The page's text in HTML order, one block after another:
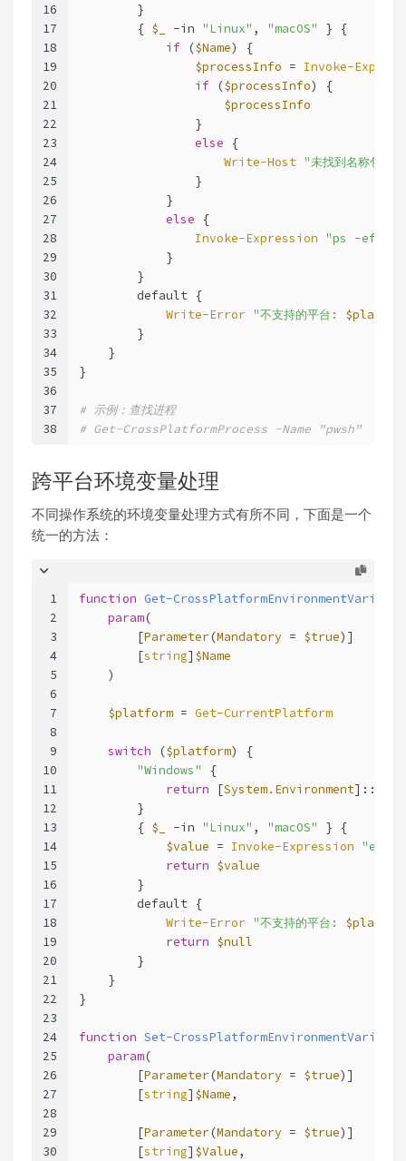
16
17
18
19
20
21
22
23
24
25
26
27
28
29
30
31
32
33
34
35
36
37
38
        }
        {
$_ -in "Linux" , "macOS" } {
if ($Name) {
$processInfo = Invoke-
if ($processInfo) {
$processInfo
                }
else {
Write-Host "未找到名称包含
                }
            }
else {
Invoke-Expression "ps -ef"
            }
        }
        default {
Write-Error "不支持的平台:
        }
    }
}
# 示例：查找进程
# Get-CrossPlatformProcess -Name "pwsh"
跨平台环境变量处理
不同操作系统的环境变量处理方式有所不同，下面是一个
统一的方法：
1
2
3
4
5
6
7
8
9
10
11
12
13
14
15
16
17
18
19
20
21
22
23
24
25
26
27
28
29
30
function Get-CrossPlatformEnvironmentVariable
param(
        [
Parameter (Mandatory = $true)]
        [
string] $Name
    )
$platform = Get-CurrentPlatform
switch ($platform) {
"Windows" {
return [System.Environment
        }
        {
$_ -in "Linux" , "macOS" } {
$value = Invoke-Expression "echo
return $value
        }
        default {
Write-Error "不支持的平台:
return $null
        }
    }
}
function Set-CrossPlatformEnvironmentVariable
param(
        [
Parameter (Mandatory = $true)]
        [
string] $Name,
        [
Parameter (Mandatory = $true)]
        [
string] $Value,